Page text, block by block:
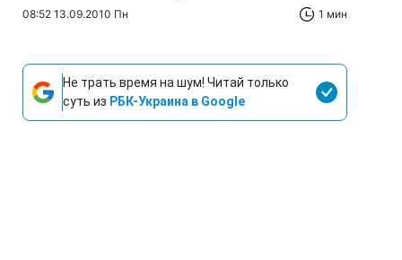
08:52 13.09.2010 Пн 1 мин
Не трать время на шум! Читай только
суть из РБК-Украина в Google